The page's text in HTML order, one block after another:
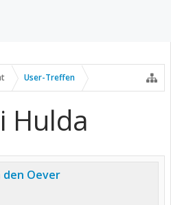
User-Treffen
Hulda
den Oever